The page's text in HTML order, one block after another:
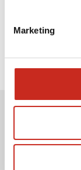
Marketing
Uw e-mail adres: